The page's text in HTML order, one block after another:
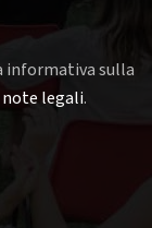
informativa sulla
note legali.